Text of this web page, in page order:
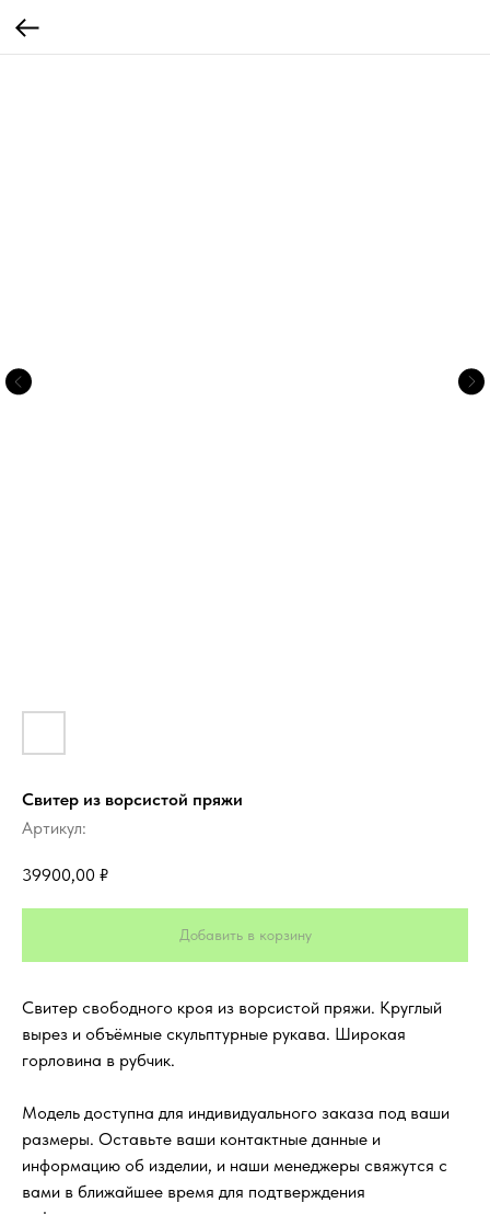
Свитер из ворсистой пряжи
Артикул:
39900,00 ₽
Добавить в корзину
Свитер свободного кроя из ворсистой пряжи. Круглый
вырез и объёмные скульптурные рукава. Широкая
горловина в рубчик.
Модель доступна для индивидуального заказа под ваши
размеры. Оставьте ваши контактные данные и
информацию об изделии, и наши менеджеры свяжутся с
вами в ближайшее время для подтверждения